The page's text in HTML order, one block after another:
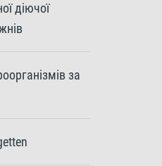
діючої
за